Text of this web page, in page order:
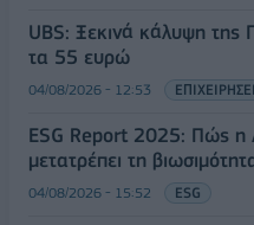
UBS: Ξεκινά κάλυψη της
τα 55 ευρώ
04/08/2026 - 12:53
ESG Report 2025: Πώς η
μετατρέπει τη
04/08/2026 - 15:52 ESG